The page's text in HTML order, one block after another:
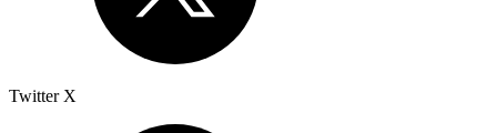
Twitter X